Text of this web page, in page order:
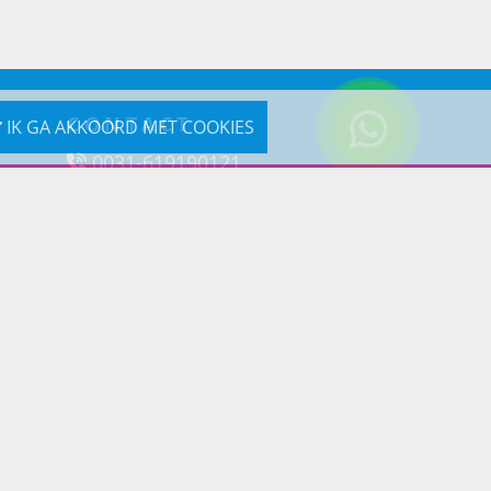
IK GA AKKOORD MET COOKIES
CONTACT
0031-619190121